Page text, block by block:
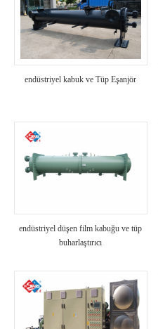
endüstriyel kabuk ve Tüp Eşanjör
endüstriyel düşen film kabuğu ve tüp
buharlaştırıcı